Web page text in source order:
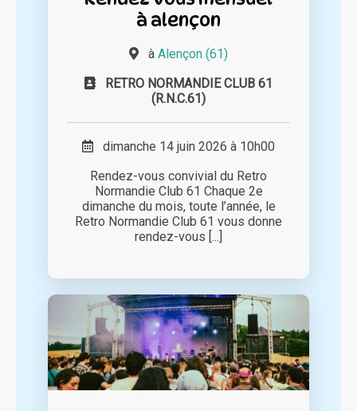
à alençon
à Alençon (61)
RETRO NORMANDIE CLUB 61
(R.N.C.61)
dimanche 14 juin 2026 à 10h00
Rendez-vous convivial du Retro
Normandie Club 61 Chaque 2e
dimanche du mois, toute l’année, le
Retro Normandie Club 61 vous donne
rendez-vous [...]